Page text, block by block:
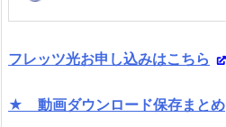
フレッツ光お申し込みはこちら
★ 動画ダウンロード保存まとめ